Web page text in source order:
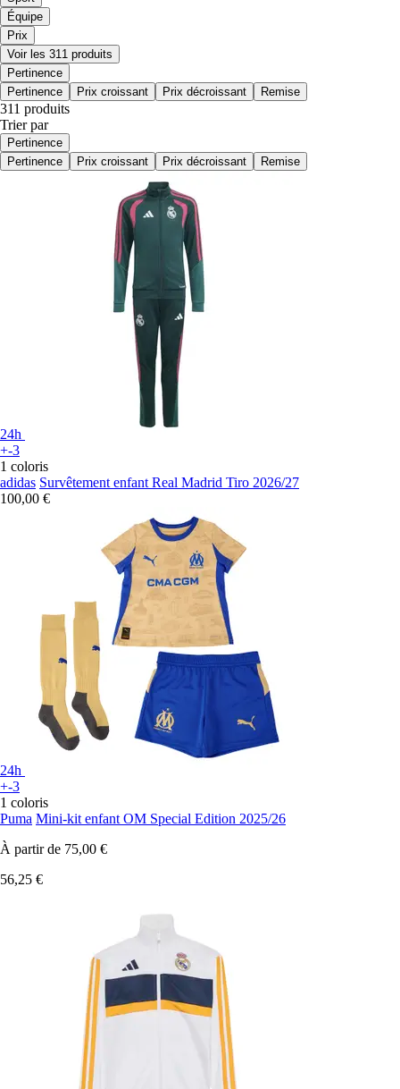
Équipe
Prix
Voir les 311 produits
Pertinence
Pertinence
Prix croissant Prix décroissant Remise
311 produits
Trier par
Pertinence
Pertinence
Prix croissant Prix décroissant Remise
24h
+-3
1 coloris
adidas Survêtement enfant Real Madrid Tiro 2026/27
100,00 €
24h
+-3
1 coloris
Puma Mini-kit enfant OM Special Edition 2025/26
À partir de 75,00 €
56,25 €